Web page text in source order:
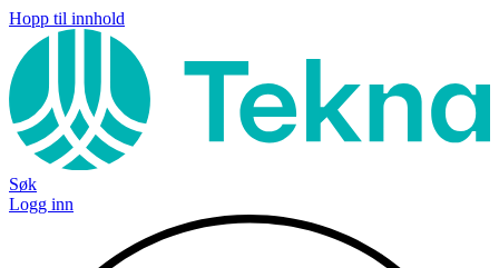
Hopp til innhold
Søk
Logg inn